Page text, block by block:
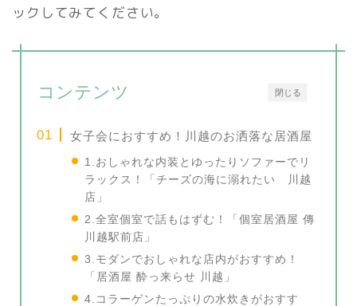
ックしてみてください。
閉じる
コンテンツ
女子会におすすめ！川越のお洒落な居酒屋
1.おしゃれな内装とゆったりソファーでリ
ラックス！「チーズの海に溺れたい 川越
店」
2.全室個室で話もはずむ！「個室居酒屋 傳
川越駅前店」
3.モダンでおしゃれな店内がおすすめ！
「居酒屋 酔っ来らせ 川越」
4.コラーゲンたっぷりの水炊きがおすす